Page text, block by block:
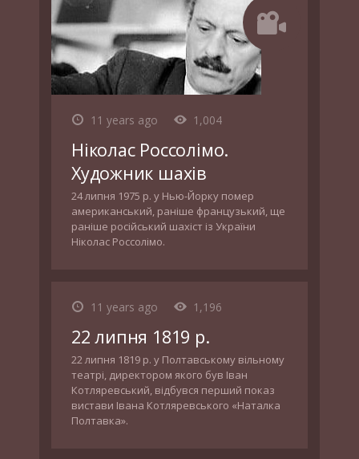
11 years ago 1,004
Ніколас Россолімо.
Художник шахів
24 липня 1975 р. у Нью-Йорку помер
американський, раніше французький, ще
раніше російський шахіст із України
Ніколас Россолімо.
11 years ago 1,196
22 липня 1819 р.
22 липня 1819 р. у Полтавському вільному
театрі, директором якого був Іван
Котляревський, відбувся перший показ
вистави Івана Котляревського «Наталка
Полтавка».